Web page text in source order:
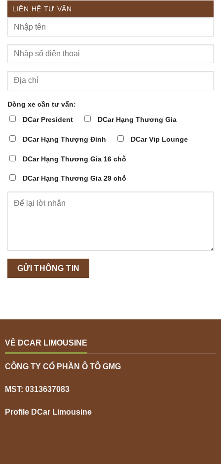
LIÊN HỆ TƯ VẤN
Dòng xe cần tư vấn:
DCar President
DCar Hạng Thương Gia
DCar Hạng Thượng Đỉnh DCar Vip Lounge
DCar Hạng Thương Gia 16 chỗ
DCar Hạng Thương Gia 29 chỗ
VỀ DCAR LIMOUSINE
CÔNG TY CỔ PHẦN Ô TÔ GMG
MST: 0313637083
Profile DCar Limousine